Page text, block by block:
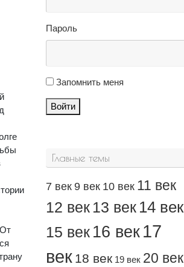
Пароль
Запомнить меня
Войти
Главные темы
7 век9 век 10 век 11 век
12 век 13 век 14 век
15 век 16 век17
век 18 век 19 век 20 век